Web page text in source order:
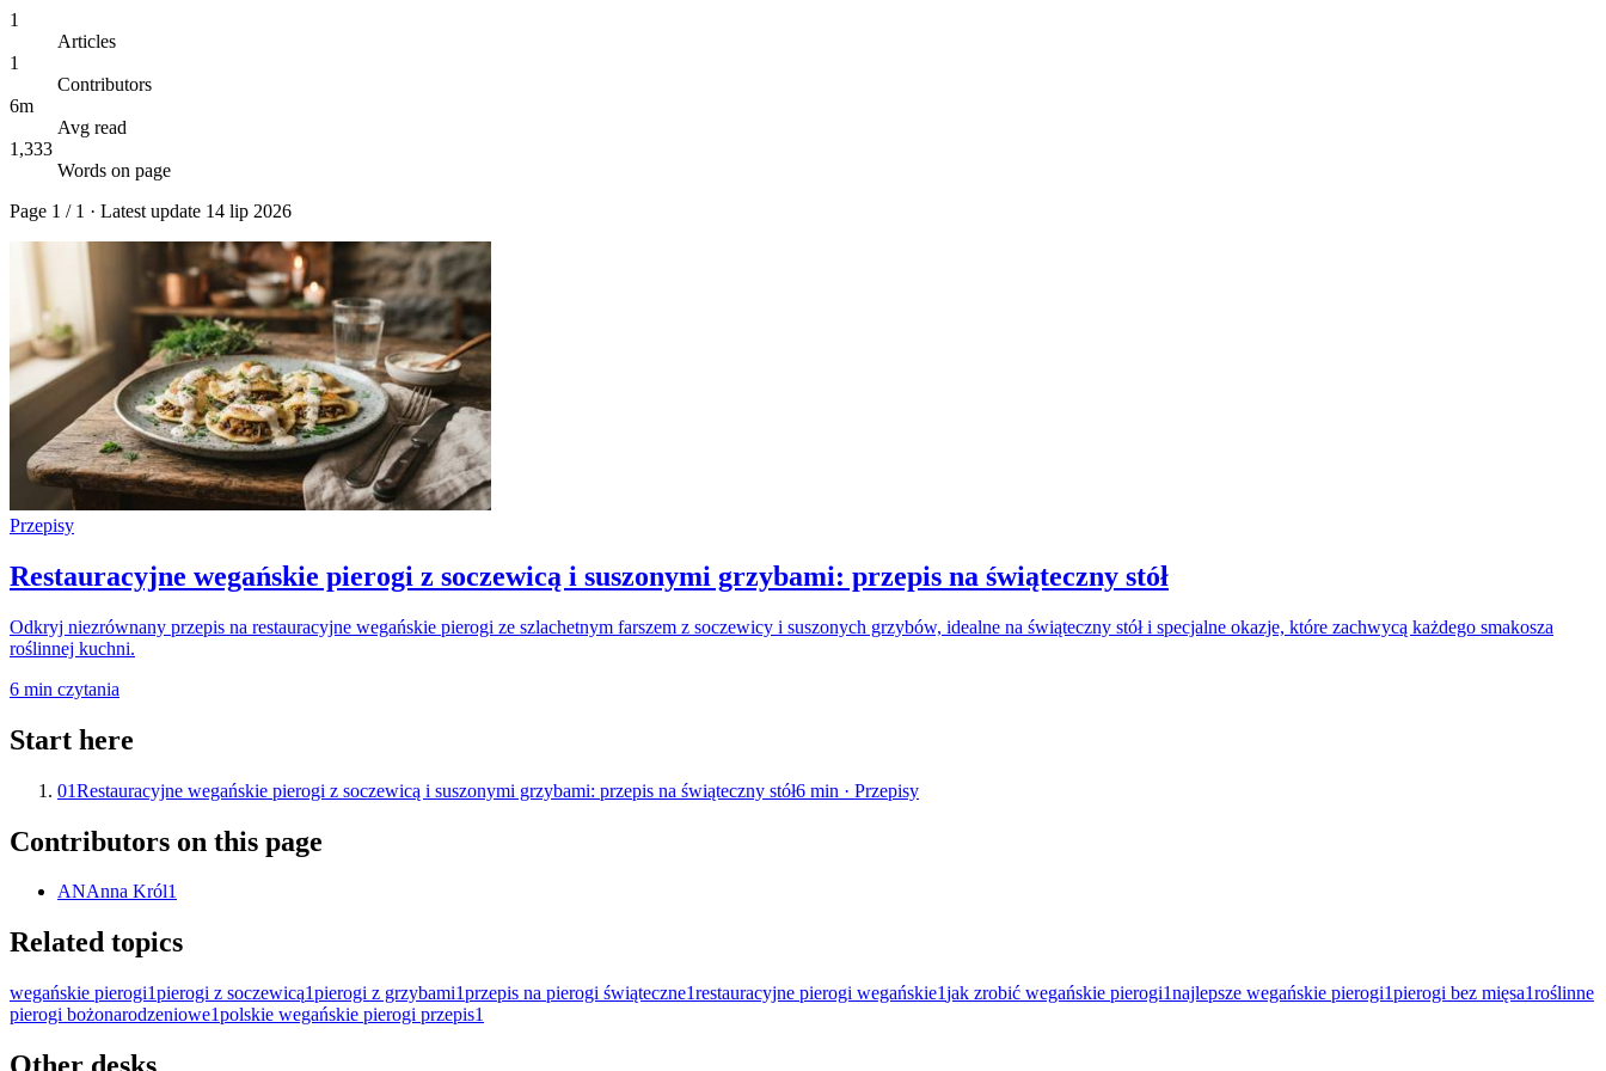
1
Articles
1
Contributors
6m
Avg read
1,333
Words on page
Page 1 / 1 · Latest update 14 lip 2026
Przepisy
Restauracyjne wegańskie pierogi z soczewicą i suszonymi grzybami: przepis na świąteczny stół
Odkryj niezrównany przepis na restauracyjne wegańskie pierogi ze szlachetnym farszem z soczewicy i suszonych grzybów, idealne na świąteczny stół i specjalne okazje, które zachwycą każdego smakosza
roślinnej kuchni.
6 min czytania
Start here
01Restauracyjne wegańskie pierogi z soczewicą i suszonymi grzybami: przepis na świąteczny stół6 min · Przepisy
Contributors on this page
ANAnna Król1
Related topics
wegańskie pierogi1pierogi z soczewicą1pierogi z grzybami1przepis na pierogi świąteczne1restauracyjne pierogi wegańskie1jak zrobić wegańskie pierogi1najlepsze wegańskie pierogi1pierogi bez mięsa1roślinne
pierogi bożonarodzeniowe1polskie wegańskie pierogi przepis1